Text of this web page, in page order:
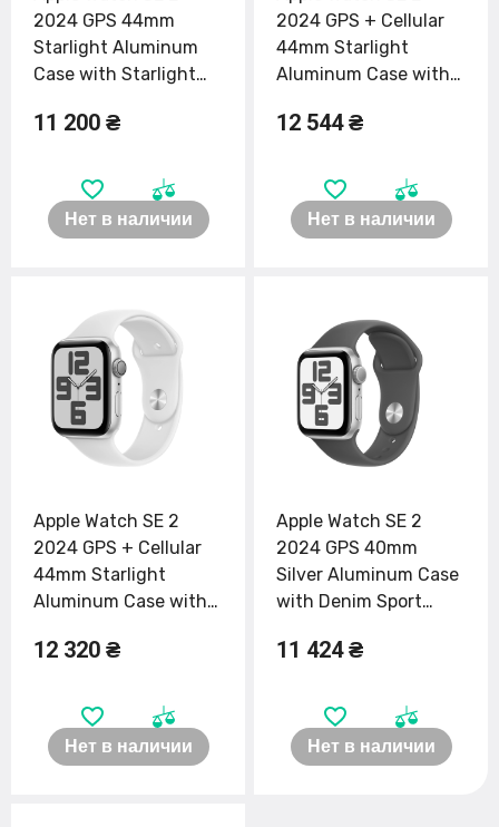
2024 GPS 44mm
Starlight Aluminum
Case with Starlight
(MXEV3)
11 200 ₴
Нет в наличии
2024 GPS + Cellular
44mm Starlight
Aluminum Case with
S/M (MXG73, MXGT3)
12 544 ₴
Нет в наличии
Apple Watch SE 2
2024 GPS + Cellular
44mm Starlight
Aluminum Case with
M/L (MXG83, MXGU3)
12 320 ₴
Нет в наличии
Apple Watch SE 2
2024 GPS 40mm
Silver Aluminum Case
with Denim Sport
11 424 ₴
Нет в наличии